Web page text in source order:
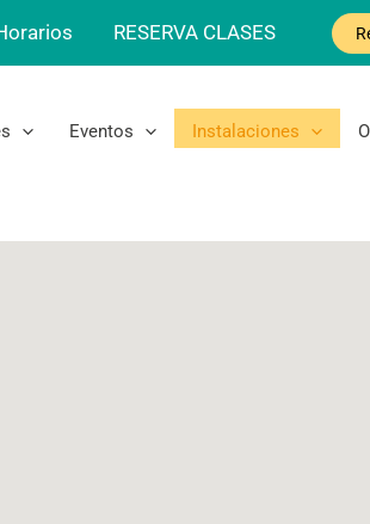
RESERVA CLASES
Eventos Instalaciones